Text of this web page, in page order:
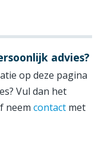
advies?
op deze pagina
Vul dan het
neem contact met